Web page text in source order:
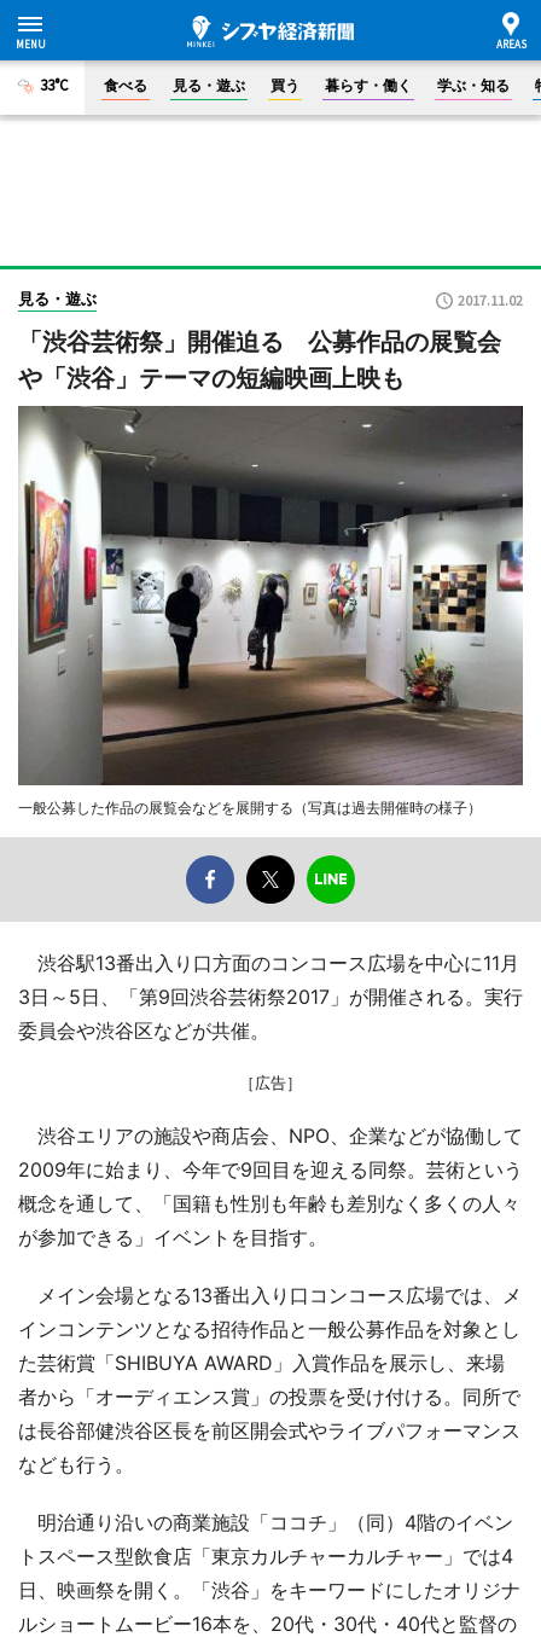
33°C 食べる 見る・遊ぶ 買う 暮らす・働く 学ぶ・知る
見る・遊ぶ 2017.11.02
「渋谷芸術祭」開催迫る 公募作品の展覧会
や「渋谷」テーマの短編映画上映も
一般公募した作品の展覧会などを展開する（写真は過去開催時の様子）
渋谷駅13番出入り口方面のコンコース広場を中心に11月
3日～5日、「第9回渋谷芸術祭2017」が開催される。実行
委員会や渋谷区などが共催。
［広告］
渋谷エリアの施設や商店会、NPO、企業などが協働して
2009年に始まり、今年で9回目を迎える同祭。芸術という
概念を通して、「国籍も性別も年齢も差別なく多くの人々
が参加できる」イベントを目指す。
メイン会場となる13番出入り口コンコース広場では、メ
インコンテンツとなる招待作品と一般公募作品を対象とし
た芸術賞「SHIBUYA AWARD」入賞作品を展示し、来場
者から「オーディエンス賞」の投票を受け付ける。同所で
は長谷部健渋谷区長を前区開会式やライブパフォーマンス
なども行う。
明治通り沿いの商業施設「ココチ」（同）4階のイベン
トスペース型飲食店「東京カルチャーカルチャー」では4
日、映画祭を開く。「渋谷」をキーワードにしたオリジナ
ルショートムービー16本を、20代・30代・40代と監督の